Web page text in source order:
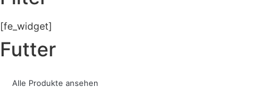
[fe_widget]
Futter
Alle Produkte ansehen